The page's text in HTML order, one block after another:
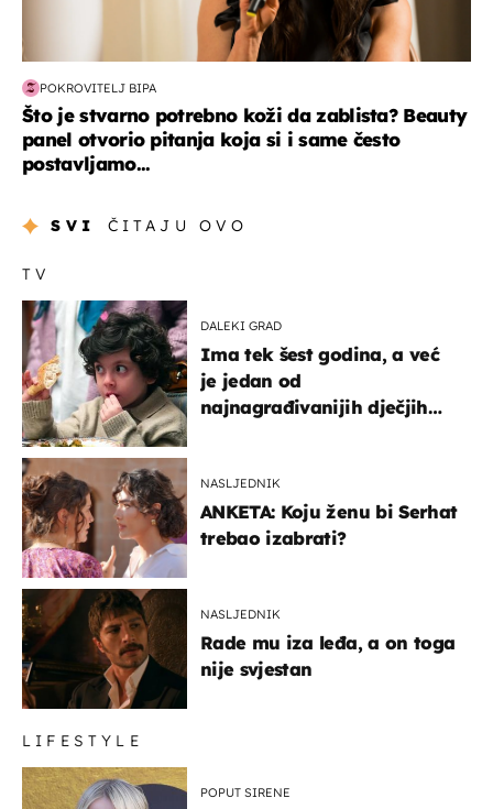
POKROVITELJ BIPA
Što je stvarno potrebno koži da zablista? Beauty
panel otvorio pitanja koja si i same često
postavljamo...
SVI ČITAJU OVO
TV
DALEKI GRAD
Ima tek šest godina, a već
je jedan od
najnagrađivanijih dječjih
NASLJEDNIK
ANKETA: Koju ženu bi Serhat
trebao izabrati?
NASLJEDNIK
Rade mu iza leđa, a on toga
nije svjestan
LIFESTYLE
POPUT SIRENE